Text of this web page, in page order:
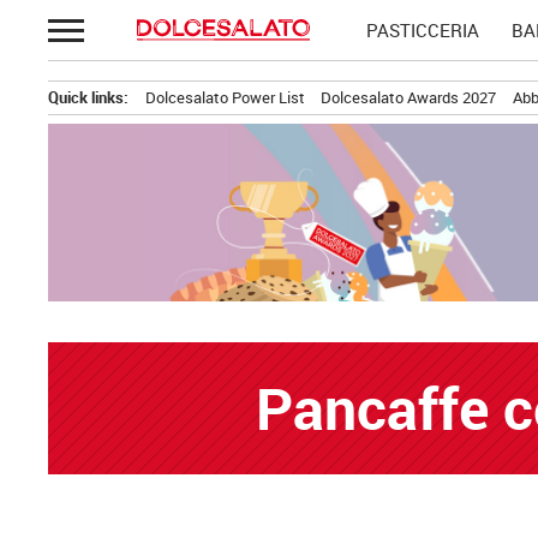
Passa
al
PASTICCERIA
Quick links: Dolcesalato Power List Dolcesalato Awards 2027
Pancaffe